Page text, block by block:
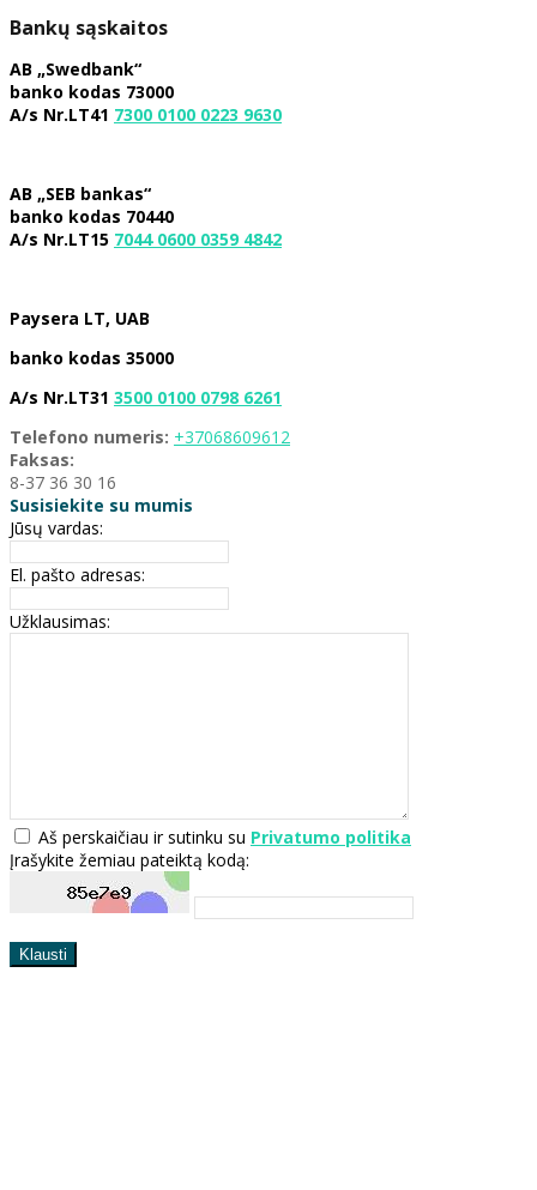
Bankų sąskaitos
AB „Swedbank“
banko kodas 73000
A/s Nr.LT41 7300 0100 0223 9630
AB „SEB bankas“
banko kodas 70440
A/s Nr.LT15 7044 0600 0359 4842
Paysera LT, UAB
banko kodas 35000
A/s Nr.LT31 3500 0100 0798 6261
Telefono numeris: +37068609612
Faksas:
8-37 36 30 16
Susisiekite su mumis
Jūsų vardas:
El. pašto adresas:
Užklausimas:
Aš perskaičiau ir sutinku su Privatumo politika
Įrašykite žemiau pateiktą kodą: